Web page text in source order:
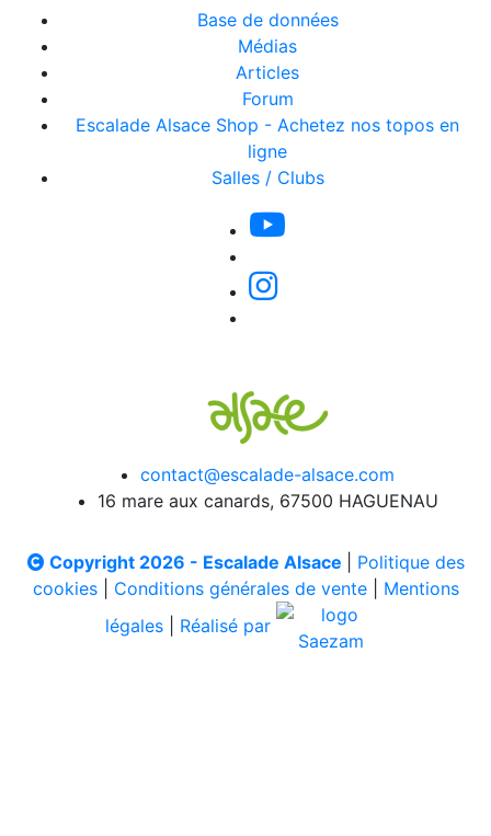
Base de données
Médias
Articles
Forum
Escalade Alsace Shop - Achetez nos topos en
ligne
Salles / Clubs
contact@escalade-alsace.com
16 mare aux canards, 67500 HAGUENAU
Copyright 2026 - Escalade Alsace
Politique des
cookies| Conditions générales de vente| Mentions
légales
Réalisé par